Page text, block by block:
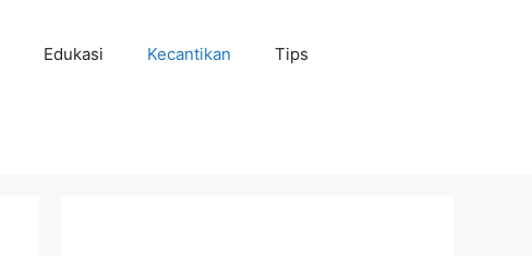
Edukasi Kecantikan Tips